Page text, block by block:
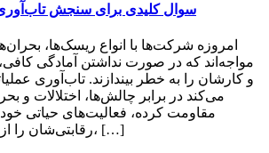
۶ سوال کلیدی برای سنجش
امروزه شرکت‌ها با انواع ریسک‌ها،
مواجه‌اند که در صورت نداشتن آمادگی
‌و کارشان را به خطر بیندازند. تاب‌آوری
می‌کند در برابر چالش‌ها، اختلالات و
مقاومت کرده، فعالیت‌های حیاتی
رقابتی‌شان را از دست ندهند. از این‌رو، […]